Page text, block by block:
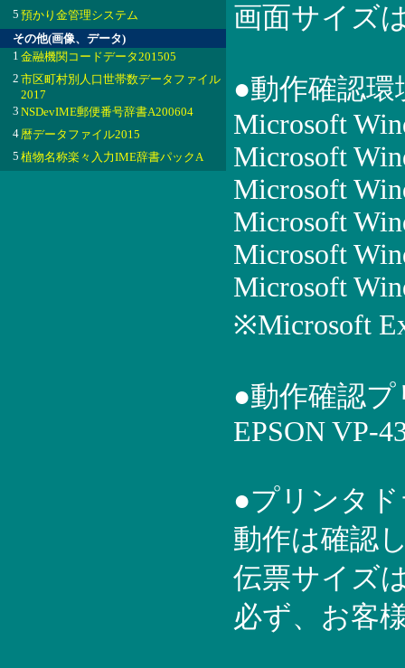
5 預かり金管理システム
その他(画像、データ)
1 金融機関コードデータ201505
2 市区町村別人口世帯数データファイル
2017
3 NSDevIME郵便番号辞書A200604
4暦データファイル2015
5 植物名称楽々入力IME辞書パックA
画面サイズ
●動作確認環
Microsoft
Microsoft
Microsoft
Microsoft
Microsoft
Microsoft
※Microsoft
●動作確認
EPSON VP-
●プリンタ
動作は確認
伝票サイズ
必ず、お客